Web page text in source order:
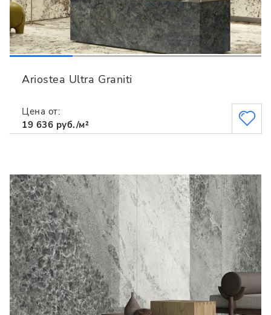
Ariostea Ultra Graniti
Цена от:
19 636 руб./м²